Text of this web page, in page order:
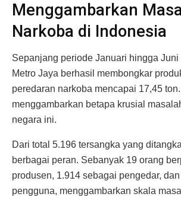
Menggambarkan
Narkoba di Indonesia
Sepanjang periode Januari hingga Juni
Metro Jaya berhasil membongkar
peredaran narkoba mencapai 17,45
menggambarkan betapa krusial
negara ini.
Dari total 5.196 tersangka yang
berbagai peran. Sebanyak 19 orang
produsen, 1.914 sebagai pengedar,
pengguna, menggambarkan skala